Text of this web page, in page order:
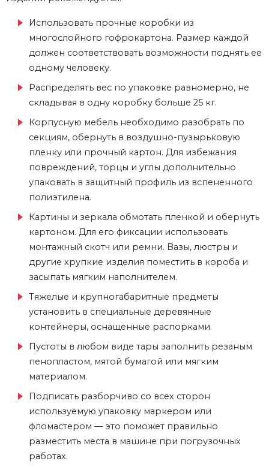
Использовать прочные коробки из
многослойного гофрокартона. Размер каждой
должен соответствовать возможности поднять ее
одному человеку.
Распределять вес по упаковке равномерно, не
складывая в одну коробку больше 25 кг.
Корпусную мебель необходимо разобрать по
секциям, обернуть в воздушно-пузырьковую
пленку или прочный картон. Для избежания
повреждений, торцы и углы дополнительно
упаковать в защитный профиль из вспененного
полиэтилена.
Картины и зеркала обмотать пленкой и обернуть
картоном. Для его фиксации использовать
монтажный скотч или ремни. Вазы, люстры и
другие хрупкие изделия поместить в короба и
засыпать мягким наполнителем.
Тяжелые и крупногабаритные предметы
установить в специальные деревянные
контейнеры, оснащенные распорками.
Пустоты в любом виде тары заполнить резаным
пенопластом, мятой бумагой или мягким
материалом.
Подписать разборчиво со всех сторон
используемую упаковку маркером или
фломастером — это поможет правильно
разместить места в машине при погрузочных
работах.